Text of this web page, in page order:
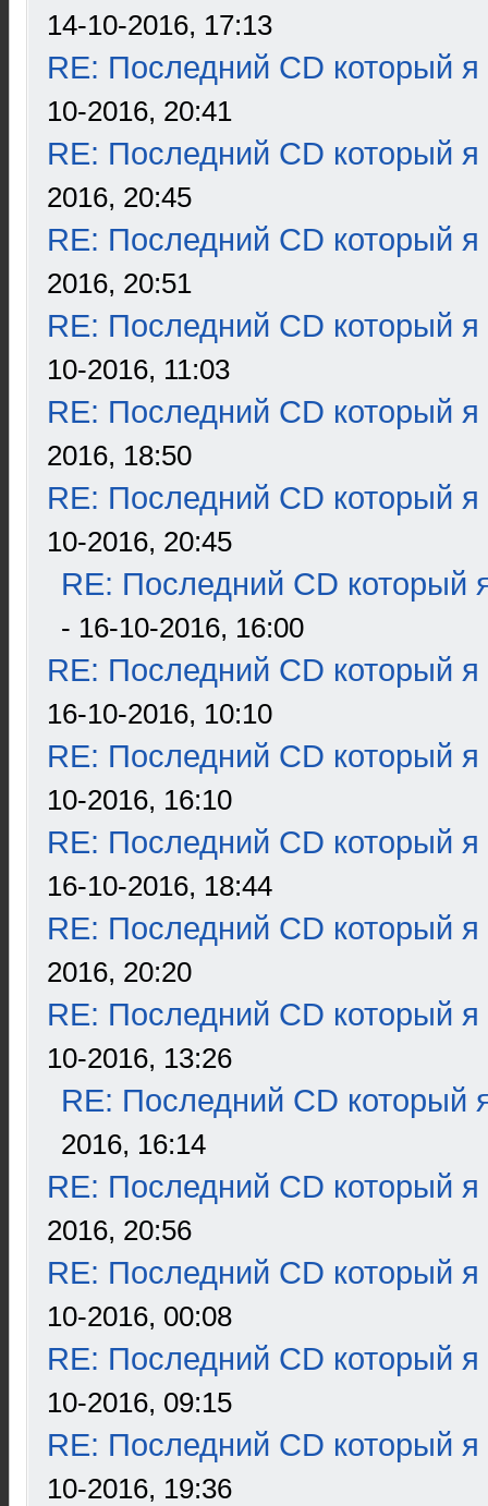
14-10-2016, 17:13
RE: Последний CD который я
10-2016, 20:41
RE: Последний CD который я
2016, 20:45
RE: Последний CD который я
2016, 20:51
RE: Последний CD который я
10-2016, 11:03
RE: Последний CD который я
2016, 18:50
RE: Последний CD который я
10-2016, 20:45
RE: Последний CD который
- 16-10-2016, 16:00
RE: Последний CD который я
16-10-2016, 10:10
RE: Последний CD который я
10-2016, 16:10
RE: Последний CD который я
16-10-2016, 18:44
RE: Последний CD который я
2016, 20:20
RE: Последний CD который я
10-2016, 13:26
RE: Последний CD который
2016, 16:14
RE: Последний CD который я
2016, 20:56
RE: Последний CD который я
10-2016, 00:08
RE: Последний CD который я
10-2016, 09:15
RE: Последний CD который я
10-2016, 19:36